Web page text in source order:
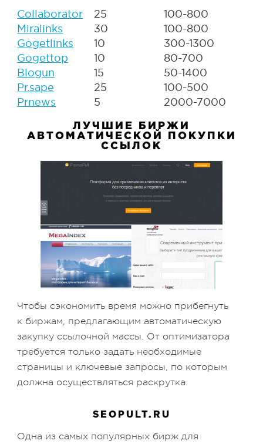
Collaborator 25
100-800
Miralinks
30
100-800
Gogetlinks
10
300-1300
Gogettop
10
80-700
Blogun
15
50-1400
Pr.sape
25
100-500
Prnews
5 2000-7000
ЛУЧШИЕ БИРЖИ
АВТОМАТИЧЕСКОЙ ПОКУПКИ
ССЫЛОК
Чтобы сэкономить время можно прибегнуть
к биржам, предлагающим автоматическую
закупку ссылочной массы. От оптимизатора
требуется только задать необходимые
страницы и ключевые запросы, по которым
должна осуществляться раскрутка.
SEOPULT.RU
Одна из самых популярных бирж для